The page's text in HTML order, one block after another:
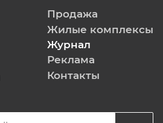
Продажа
Жилые комплексы
Журнал
Реклама
Контакты